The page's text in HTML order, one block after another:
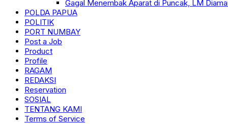
Gagal Menembak Aparat di Puncak, LM
POLDA PAPUA
POLITIK
PORT NUMBAY
Post a Job
Product
Profile
RAGAM
REDAKSI
Reservation
SOSIAL
TENTANG KAMI
Terms of Service